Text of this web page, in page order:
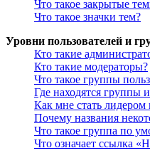
Что такое закрытые
Что такое значки тем?
Уровни пользователей и
Кто такие
Кто такие модераторы?
Что такое группы
Где находятся группы
Как мне стать лидером
Почему названия
Что такое группа по
Что означает ссылка